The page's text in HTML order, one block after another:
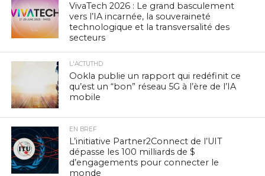
VivaTech 2026 : Le grand basculement
vers l’IA incarnée, la souveraineté
technologique et la transversalité des
secteurs
L'ACTUTHD
Ookla publie un rapport qui redéfinit ce
qu’est un “bon” réseau 5G à l’ère de l’IA
mobile
EN BREF
L’initiative Partner2Connect de l’UIT
dépasse les 100 milliards de $
d’engagements pour connecter le
monde